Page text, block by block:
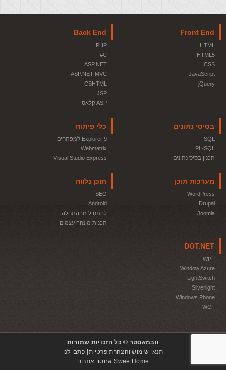
Front End
HTML
HTML5
CSS
JavaScript
jQuery
Back End
PHP
C#
ASP.NET
ASP.NET MVC
CSHTML
JSP
ASP קלאסי
בסיסי נתונים
SQL
PL-SQL
תכנון בסיס נתונים
כלי פיתוח
Explorer 9 למפתחים
Webmatrix
Visual Studio Express
מערכות תוכן
WordPress
Drupal
Joomla
תוכן נלווה
SEO
Android
להתחיל מההתחלה
תכנות מונחה עצמים
DOT.NET
WPF
Window Azure
LightSwitch
Silverlight
Windows Phone
WCF
וובמאסטר © כל הזכויות שמורות
תנאי שימוש והצהרת פרטיות כתבו לנו
SweetHome אחסון אתרים